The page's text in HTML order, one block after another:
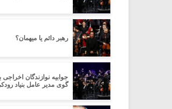
رهبر دائم یا میهمان؟
جوابیه نوازندگان
گوی مدیر عامل بنیاد